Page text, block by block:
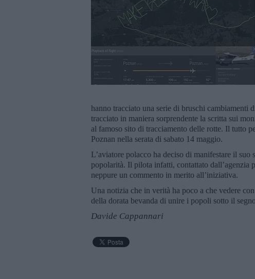
hanno tracciato una serie di bruschi cambiamenti
tracciato in maniera sorprendente la scritta sui
al famoso sito di tracciamento delle rotte. Il tutto
Poznan nella serata di sabato 14 maggio.
L’aviatore polacco ha deciso di manifestare il
popolarità. Il pilota infatti, contattato dall’agenzia
neppure un commento in merito all’iniziativa.
Una notizia che in verità ha poco a che vedere
della dorata bevanda di unire i popoli sotto il
Davide Cappannari